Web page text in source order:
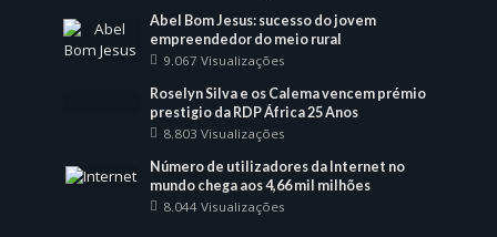
Abel Bom Jesus: sucesso do jovem
empreendedor do meio rural
9.067 Visualizações
Roselyn Silva e os Calema vencem prémio
prestigio da RDP África 25 Anos
8.803 Visualizações
Número de utilizadores da Internet no
mundo chega aos 4,66 mil milhões
8.044 Visualizações